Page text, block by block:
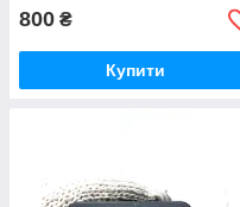
800 ₴
Купити